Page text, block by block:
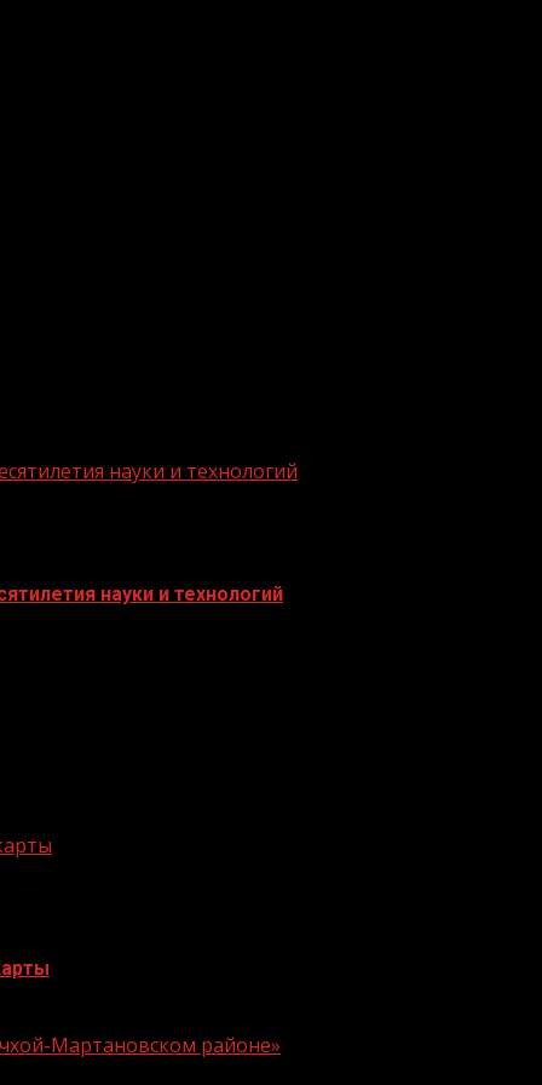
науки и технологий
науки и технологий
Мартановском районе»